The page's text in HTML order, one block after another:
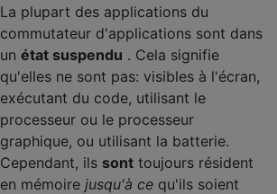
La plupart des applications du
commutateur d'applications sont dans
un état suspendu . Cela signifie
qu'elles ne sont pas: visibles à l'écran,
exécutant du code, utilisant le
processeur ou le processeur
graphique, ou utilisant la batterie.
Cependant, ils sont toujours résident
en mémoire jusqu'à ce qu'ils soient